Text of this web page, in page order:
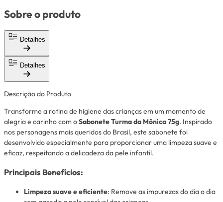
Sobre o produto
Detalhes
Detalhes
Descrição do Produto
Transforme a rotina de higiene das crianças em um momento de
alegria e carinho com oSabonete Turma da Mônica 75g. Inspirado
nos personagens mais queridos do Brasil, este sabonete foi
desenvolvido especialmente para proporcionar uma limpeza suave e
eficaz, respeitando a delicadeza da pele infantil.
Principais Benefícios:
Limpeza suave e eficiente: Remove as impurezas do dia a dia